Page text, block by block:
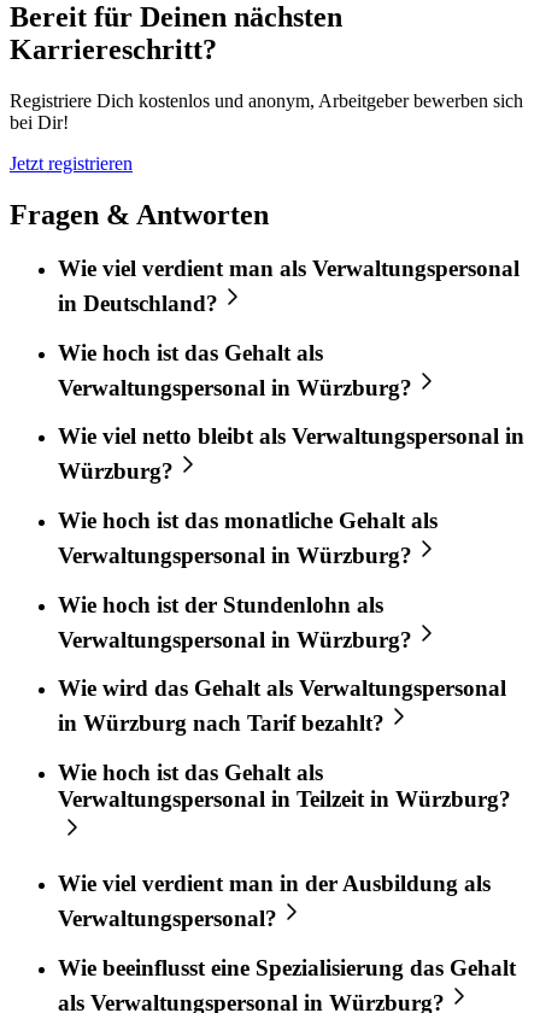
Bereit für Deinen nächsten
Karriereschritt?
Registriere Dich kostenlos und anonym, Arbeitgeber bewerben sich
bei Dir!
Jetzt registrieren
Fragen & Antworten
Wie viel verdient man als Verwaltungspersonal
in Deutschland?
Wie hoch ist das Gehalt als
Verwaltungspersonal in Würzburg?
Wie viel netto bleibt als Verwaltungspersonal in
Würzburg?
Wie hoch ist das monatliche Gehalt als
Verwaltungspersonal in Würzburg?
Wie hoch ist der Stundenlohn als
Verwaltungspersonal in Würzburg?
Wie wird das Gehalt als Verwaltungspersonal
in Würzburg nach Tarif bezahlt?
Wie hoch ist das Gehalt als
Verwaltungspersonal in Teilzeit in Würzburg?
Wie viel verdient man in der Ausbildung als
Verwaltungspersonal?
Wie beeinflusst eine Spezialisierung das Gehalt
als Verwaltungspersonal in Würzburg?